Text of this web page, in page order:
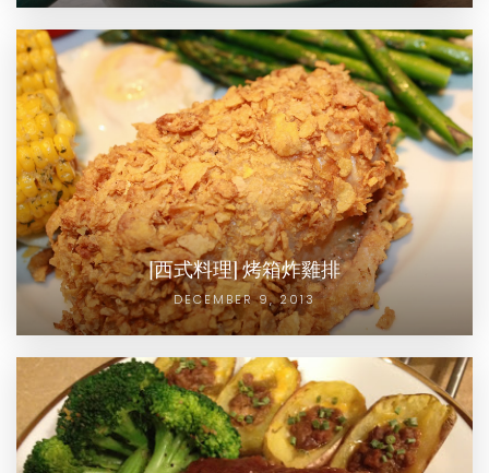
[西式料理] 烤箱炸雞排
DECEMBER 9, 2013